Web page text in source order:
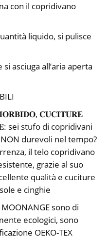
con il copridivano
liquido, si pulisce
asciuga all’aria aperta
𝐂𝐔𝐂𝐈𝐓𝐔𝐑𝐄
sei stufo di copridivani
durevoli nel tempo?
il telo copridivano
grazie al suo
qualità e cuciture
e cinghie
sono di
ecologici, sono
OEKO-TEX